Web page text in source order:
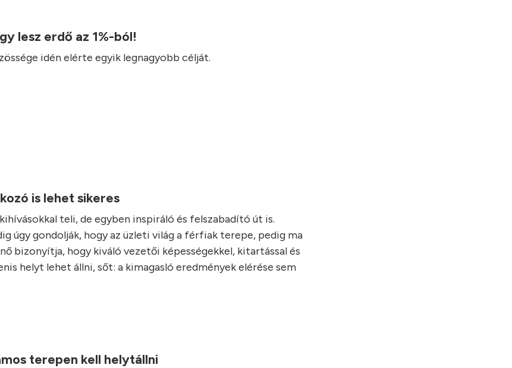
lesz erdő az 1%-ból!
idén elérte egyik legnagyobb célját.
is lehet sikeres
teli, de egyben inspiráló és felszabadító út is.
úgy gondolják, hogy az üzleti világ a férfiak terepe, pedig ma
bizonyítja, hogy kiváló vezetői képességekkel, kitartással és
helyt lehet állni, sőt: a kimagasló eredmények elérése sem
terepen kell helytállni